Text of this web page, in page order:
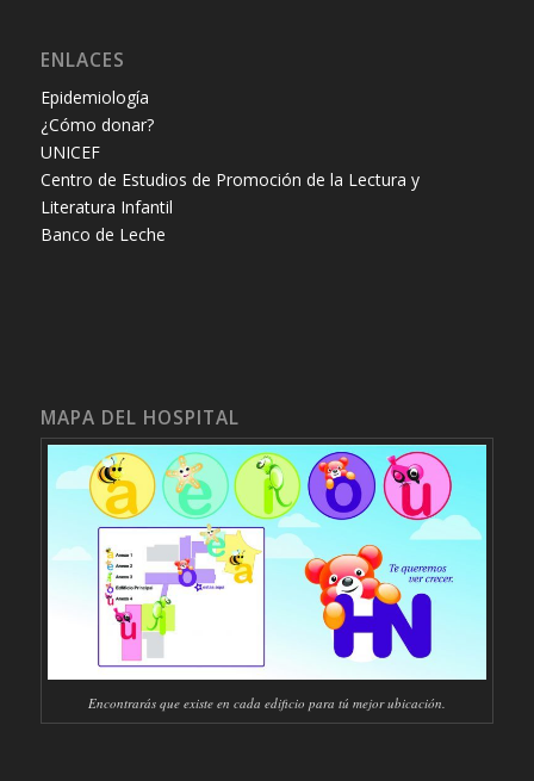
ENLACES
Epidemiología
¿Cómo donar?
UNICEF
Centro de Estudios de Promoción de la Lectura y
Literatura Infantil
Banco de Leche
MAPA DEL HOSPITAL
Encontrarás que existe en cada edificio para tú mejor ubicación.